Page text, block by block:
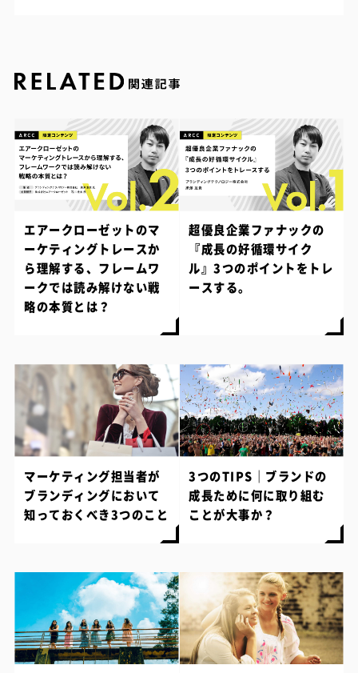
エアークローゼットのマ
ーケティングトレースか
ら理解する、フレームワ
ークでは読み解けない戦
略の本質とは？
超優良企業ファナックの
『成長の好循環サイク
ル』3つのポイントをトレ
ースする。
マーケティング担当者が
ブランディングにおいて
知っておくべき3つのこと
3つのTIPS｜ブランドの
成長ために何に取り組む
ことが大事か？